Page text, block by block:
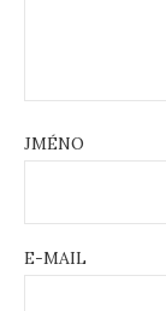
JMÉNO
E-MAIL